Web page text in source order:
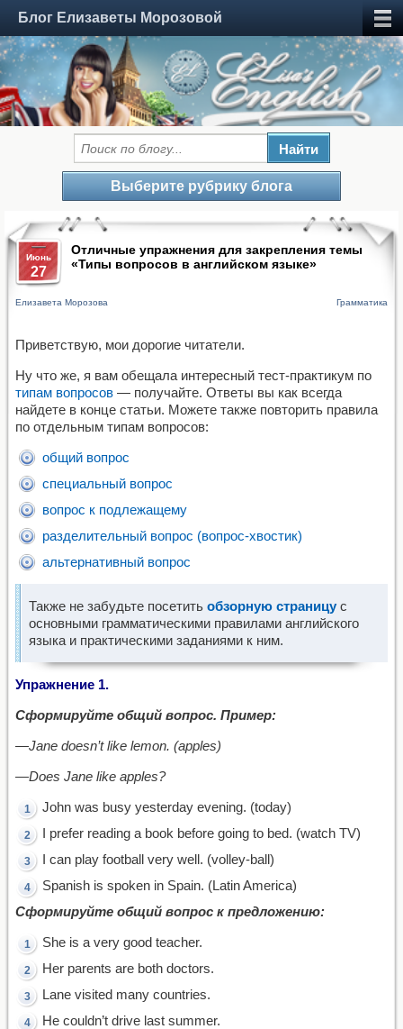
Блог Елизаветы Морозовой
Выберите рубрику блога
Июнь
27
Отличные упражнения для закрепления темы
«Типы вопросов в английском языке»
Елизавета Морозова Грамматика
Приветствую, мои дорогие читатели.
Ну что же, я вам обещала интересный тест-практикум по
типам вопросов — получайте. Ответы вы как всегда
найдете в конце статьи. Можете также повторить правила
по отдельным типам вопросов:
общий вопрос
специальный вопрос
вопрос к подлежащему
разделительный вопрос (вопрос-хвостик)
альтернативный вопрос
Также не забудьте посетить обзорную страницу с
основными грамматическими правилами английского
языка и практическими заданиями к ним.
Упражнение 1.
Сформируйте общий вопрос. Пример:
—Jane doesn’t like lemon. (apples)
—Does Jane like apples?
John was busy yesterday evening. (today)
I prefer reading a book before going to bed. (watch TV)
I can play football very well. (volley-ball)
Spanish is spoken in Spain. (Latin America)
Сформируйте общий вопрос к предложению:
She is a very good teacher.
Her parents are both doctors.
Lane visited many countries.
He couldn’t drive last summer.